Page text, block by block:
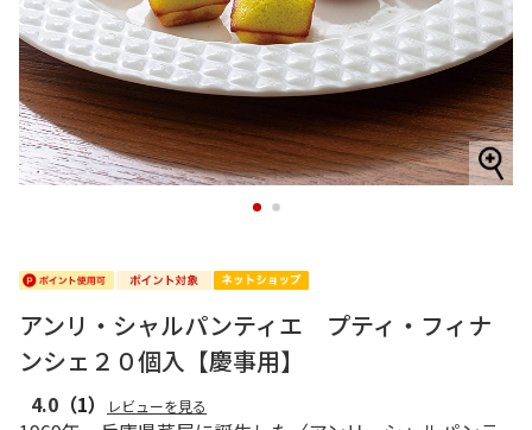
1 2
アンリ・シャルパンティエ プティ・フィナ
ンシェ２０個入【慶事用】
4.0 （1） レビューを見る